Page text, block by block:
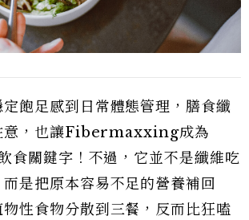
飽足感到日常體態管理，膳食纖
意，也讓Fibermaxxing成為
食關鍵字！不過，它並不是纖維吃
是把原本容易不足的營養補回
性食物分散到三餐，反而比狂嗑